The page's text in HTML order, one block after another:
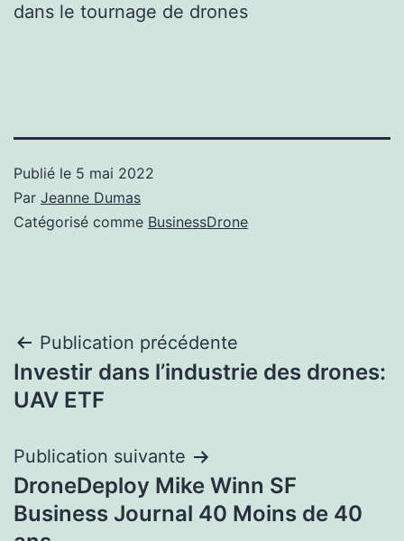
dans le tournage de drones
Publié le 5 mai 2022
Par Jeanne Dumas
Catégorisé comme BusinessDrone
Navigation
de
Publication précédente
Investir dans l’industrie des drones:
UAV ETF
Publication suivante
DroneDeploy Mike Winn SF
Business Journal 40 Moins de 40